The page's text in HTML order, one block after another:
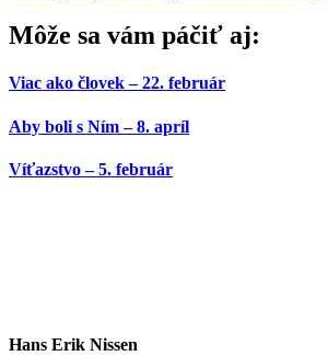
Môže sa vám páčiť aj:
Viac ako človek – 22. február
Aby boli s Ním – 8. apríl
Víťazstvo – 5. február
Hans Erik Nissen